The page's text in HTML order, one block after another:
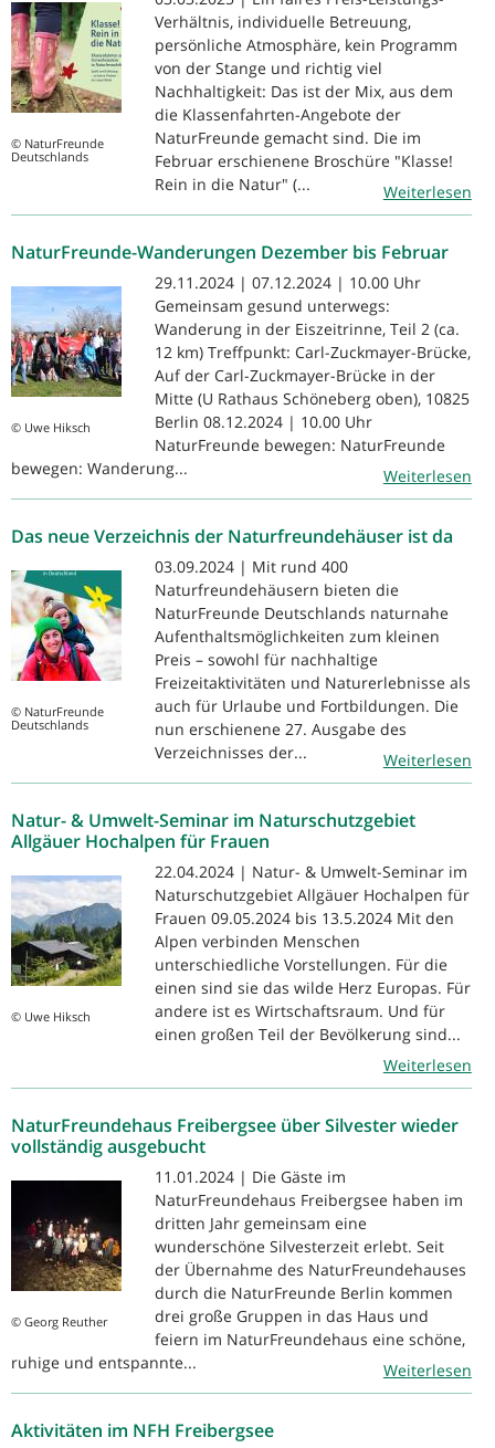
© NaturFreunde
Deutschlands
Verhältnis, individuelle Betreuung,
persönliche Atmosphäre, kein Programm
von der Stange und richtig viel
Nachhaltigkeit: Das ist der Mix, aus dem
die Klassenfahrten-Angebote der
NaturFreunde gemacht sind. Die im
Februar erschienene Broschüre "Klasse!
Rein in die Natur" (...
Weiterlesen
NaturFreunde-Wanderungen Dezember bis Februar
© Uwe Hiksch
29.11.2024 | 07.12.2024 | 10.00 Uhr
Gemeinsam gesund unterwegs:
Wanderung in der Eiszeitrinne, Teil 2 (ca.
12 km) Treffpunkt: Carl-Zuckmayer-Brücke,
Auf der Carl-Zuckmayer-Brücke in der
Mitte (U Rathaus Schöneberg oben), 10825
Berlin 08.12.2024 | 10.00 Uhr
NaturFreunde bewegen: NaturFreunde
bewegen: Wanderung...
Weiterlesen
Das neue Verzeichnis der Naturfreundehäuser ist da
© NaturFreunde
Deutschlands
03.09.2024 | Mit rund 400
Naturfreundehäusern bieten die
NaturFreunde Deutschlands naturnahe
Aufenthaltsmöglichkeiten zum kleinen
Preis – sowohl für nachhaltige
Freizeitaktivitäten und Naturerlebnisse als
auch für Urlaube und Fortbildungen. Die
nun erschienene 27. Ausgabe des
Verzeichnisses der...
Weiterlesen
Natur- & Umwelt-Seminar im Naturschutzgebiet
Allgäuer Hochalpen für Frauen
© Uwe Hiksch
22.04.2024 | Natur- & Umwelt-Seminar im
Naturschutzgebiet Allgäuer Hochalpen für
Frauen 09.05.2024 bis 13.5.2024 Mit den
Alpen verbinden Menschen
unterschiedliche Vorstellungen. Für die
einen sind sie das wilde Herz Europas. Für
andere ist es Wirtschaftsraum. Und für
einen großen Teil der Bevölkerung sind...
Weiterlesen
NaturFreundehaus Freibergsee über Silvester wieder
vollständig ausgebucht
© Georg Reuther
11.01.2024 | Die Gäste im
NaturFreundehaus Freibergsee haben im
dritten Jahr gemeinsam eine
wunderschöne Silvesterzeit erlebt. Seit
der Übernahme des NaturFreundehauses
durch die NaturFreunde Berlin kommen
drei große Gruppen in das Haus und
feiern im NaturFreundehaus eine schöne,
ruhige und entspannte...
Weiterlesen
Aktivitäten im NFH Freibergsee